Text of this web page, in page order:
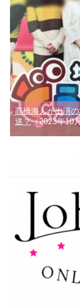
髙橋海人が出演
送？（2023年10